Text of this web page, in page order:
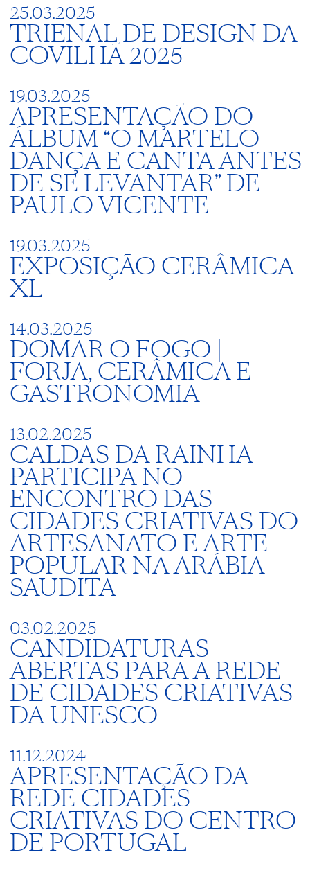
25.03.2025
TRIENAL DE DESIGN DA
COVILHÃ 2025
19.03.2025
APRESENTAÇÃO DO
ÁLBUM “O MARTELO
DANÇA E CANTA ANTES
DE SE LEVANTAR” DE
PAULO VICENTE
19.03.2025
EXPOSIÇÃO CERÂMICA
XL
14.03.2025
DOMAR O FOGO |
FORJA, CERÂMICA E
GASTRONOMIA
13.02.2025
CALDAS DA RAINHA
PARTICIPA NO
ENCONTRO DAS
CIDADES CRIATIVAS DO
ARTESANATO E ARTE
POPULAR NA ARÁBIA
SAUDITA
03.02.2025
CANDIDATURAS
ABERTAS PARA A REDE
DE CIDADES CRIATIVAS
DA UNESCO
11.12.2024
APRESENTAÇÃO DA
REDE CIDADES
CRIATIVAS DO CENTRO
DE PORTUGAL